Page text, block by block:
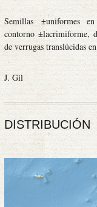
Semillas ±uniformes
contorno ±lacrimiforme,
de verrugas translúcidas
J. Gil
DISTRIBUCIÓN